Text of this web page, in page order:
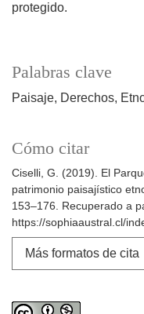
Palabras clave
Paisaje Derechos
Cómo citar
Ciselli, G. (2019). El
patrimonio paisajístico
153–176. Recuperado a
https://sophiaaustral.cl/
Más formatos de cita
protegido.